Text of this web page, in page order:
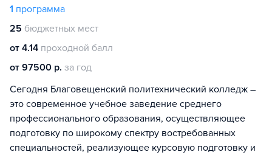
1 программа
25 бюджетных мест
от 4.14 проходной балл
от 97500 р. за год
Сегодня Благовещенский политехнический колледж –
это современное учебное заведение среднего
профессионального образования, осуществляющее
подготовку по широкому спектру востребованных
специальностей, реализующее курсовую подготовку и